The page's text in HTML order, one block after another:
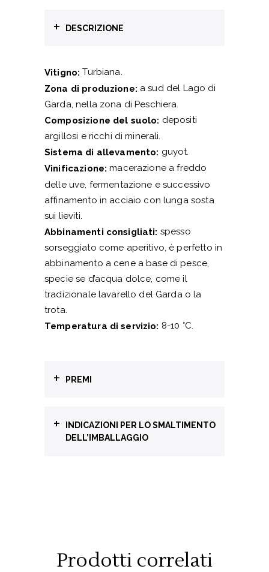
+ DESCRIZIONE
Vitigno: Turbiana.
Zona di produzione: a sud del Lago di
Garda, nella zona di Peschiera.
Composizione del suolo: depositi
argillosi e ricchi di minerali.
Sistema di allevamento: guyot.
Vinificazione: macerazione a freddo
delle uve, fermentazione e successivo
affinamento in acciaio con lunga sosta
sui lieviti.
Abbinamenti consigliati: spesso
sorseggiato come aperitivo, è perfetto in
abbinamento a cene a base di pesce,
specie se d’acqua dolce, come il
tradizionale lavarello del Garda o la
trota.
Temperatura di servizio: 8-10 °C.
+ PREMI
Concorso Internazionale -
2024
+
INDICAZIONI PER LO SMALTIMENTO
DELL’IMBALLAGGIO
Raccolta differenziata dedicata o
Prodotti correlati